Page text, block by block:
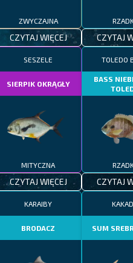
ZWYCZAJNA
CZYTAJ WIĘCEJ CZYTAJ
SESZELE
SIERPIK OKRĄGŁY
MITYCZNA
CZYTAJ WIĘCEJ
TOLEDO
BASS
CZYTAJ
KARAIBY
BRODACZ SUM